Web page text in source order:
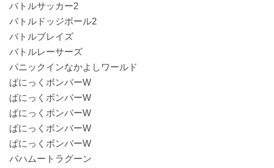
バトルサッカー2
バトルドッジボール2
バトルブレイズ
バトルレーサーズ
パニックインなかよしワールド
ぱにっくボンバーW
ぱにっくボンバーW
ぱにっくボンバーW
ぱにっくボンバーW
ぱにっくボンバーW
バハムートラグーン